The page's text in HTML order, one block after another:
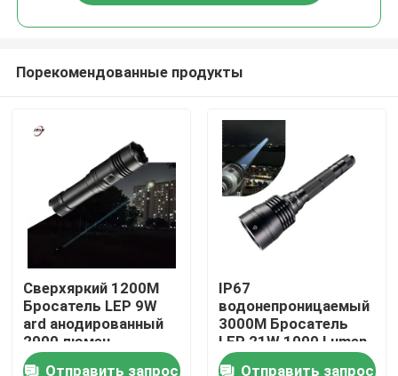
Продукты
Видеозаписи
Порекомендованные продукты
Сверхяркий 1200M
Бросатель LEP 9W
ard анодированный
2000 люмен
Тактический
Отправить запрос
IP67
водонепроницаемый
3000M Бросатель
LEP 21W 1000 Lumen
Белый лазерный
Отправить запрос